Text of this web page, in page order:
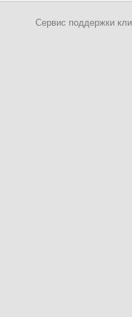
Сервис поддержки